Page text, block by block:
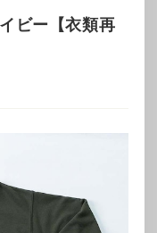
ビー【衣類再